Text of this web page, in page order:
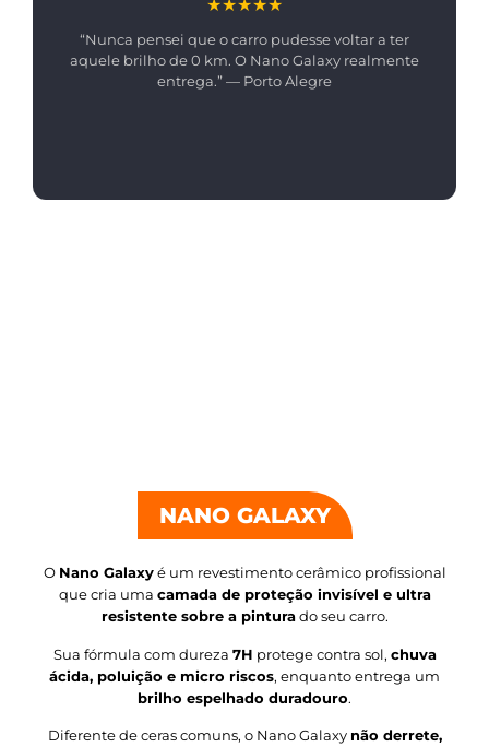
★★★★★
“Nunca pensei que o carro pudesse voltar a ter
aquele brilho de 0 km. O Nano Galaxy realmente
entrega.” — Porto Alegre
NANO GALAXY
O Nano Galaxyé um revestimento cerâmico profissional
que cria uma camada de proteção invisível e ultra
resistente sobre a pinturado seu carro.
Sua fórmula com dureza 7H protege contra sol, chuva
ácida, poluição e micro riscos, enquanto entrega um
brilho espelhado duradouro.
Diferente de ceras comuns, o Nano Galaxy não derrete,